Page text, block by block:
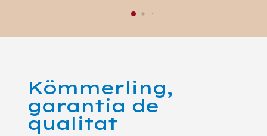
Kömmerling,
garantia de
qualitat